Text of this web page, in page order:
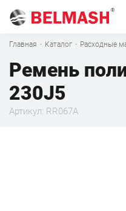
Главная · Каталог · Расходные
Ремень
230J5
Артикул: RR067A